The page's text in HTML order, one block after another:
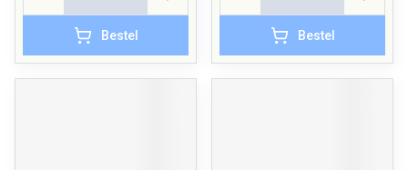
Bestel Bestel